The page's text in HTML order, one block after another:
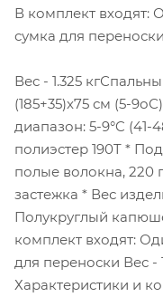
В комплект входят:
сумка для переноски
Вес - 1.325
(185+35)x75 см (5-
диапазон: 5-9°C (41-
полиэстер 190T *
полые волокна, 220
застежка * Вес
Полукруглый
комплект входят:
для переноски Вес -
Характеристики и